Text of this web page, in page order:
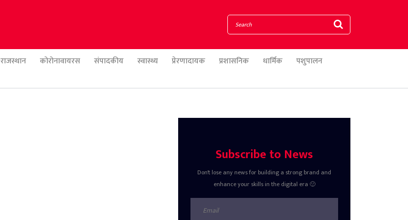
राजस्थान कोरोनावायरस संपादकीय स्वास्थ्य प्रेरणादायक प्रशासनिक धार्मिक
पशुपालन
Subscribe to News
Don't lose any news for building a strong brand and
enhance your skills in the digital era 🙂